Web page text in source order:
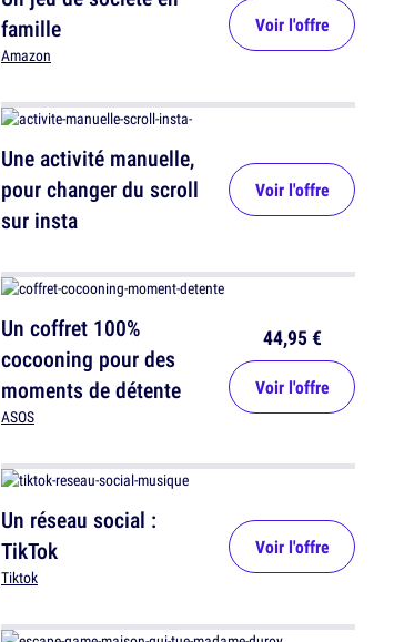
famille
Amazon
Voir l'offre
Une activité manuelle,
pour changer du scroll
sur insta
Voir l'offre
Un coffret 100%
cocooning pour des
moments de détente
ASOS
44,95 €
Voir l'offre
Un réseau social :
TikTok
Tiktok
Voir l'offre